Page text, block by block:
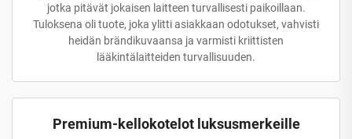
jotka pitävät jokaisen laitteen turvallisesti paikoillaan.
Tuloksena oli tuote, joka ylitti asiakkaan odotukset, vahvisti
heidän brändikuvaansa ja varmisti kriittisten
lääkintälaitteiden turvallisuuden.
Premium-kellokotelot luksusmerkeille